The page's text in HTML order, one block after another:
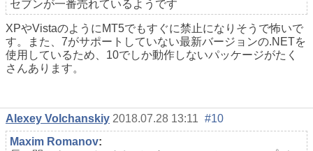
セブンが一番売れているようです
XPやVistaのようにMT5でもすぐに禁止になりそうで怖いで
す。また、7がサポートしていない最新バージョンの.NETを
使用しているため、10でしか動作しないパッケージがたく
さんあります。
Alexey Volchanskiy 2018.07.28 13:11 #10
Maxim Romanov: